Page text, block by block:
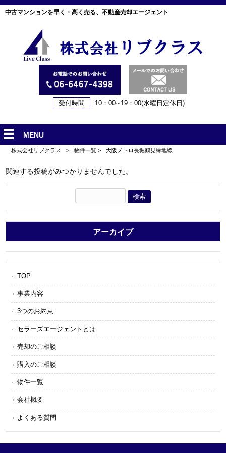
中古マンションを早く・高く売る、不動産売却エージェント
受付時間 10：00∼19：00(水曜日定休日)
MENU
株式会社リブクラス > 物件一覧 > 大阪メトロ長堀鶴見緑地線
関連する投稿がみつかりませんでした。
アーカイブ
TOP
事業内容
3つのお約束
セラーズエージェントとは
売却のご相談
購入のご相談
物件一覧
会社概要
よくある質問